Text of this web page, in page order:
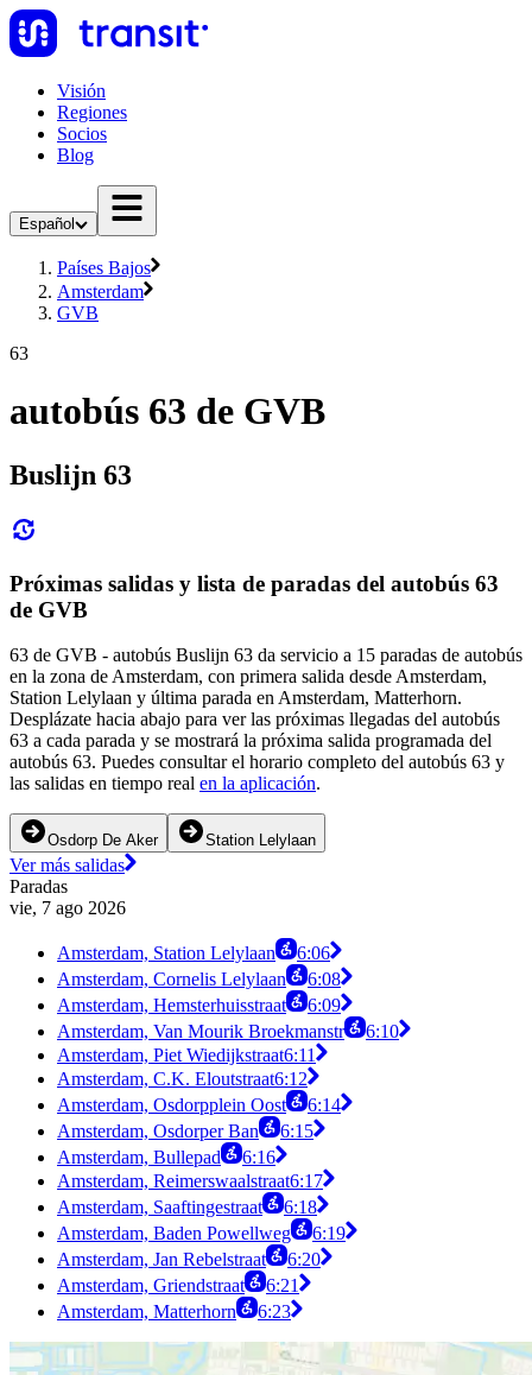
Visión
Regiones
Socios
Blog
Español
Países Bajos
Amsterdam
GVB
63
autobús 63 de GVB
Buslijn 63
Próximas salidas y lista de paradas del autobús 63
de GVB
63 de GVB - autobús Buslijn 63 da servicio a 15 paradas de autobús
en la zona de Amsterdam, con primera salida desde Amsterdam,
Station Lelylaan y última parada en Amsterdam, Matterhorn.
Desplázate hacia abajo para ver las próximas llegadas del autobús
63 a cada parada y se mostrará la próxima salida programada del
autobús 63. Puedes consultar el horario completo del autobús 63 y
las salidas en tiempo real en la aplicación.
Osdorp De Aker Station Lelylaan
Ver más salidas
Paradas
vie, 7 ago 2026
Amsterdam, Station Lelylaan
6:06
Amsterdam, Cornelis Lelylaan
6:08
Amsterdam, Hemsterhuisstraat
6:09
Amsterdam, Van Mourik Broekmanstr
6:10
Amsterdam, Piet Wiedijkstraat6:11
Amsterdam, C.K. Eloutstraat6:12
Amsterdam, Osdorpplein Oost
6:14
Amsterdam, Osdorper Ban
6:15
Amsterdam, Bullepad
6:16
Amsterdam, Reimerswaalstraat6:17
Amsterdam, Saaftingestraat
6:18
Amsterdam, Baden Powellweg
6:19
Amsterdam, Jan Rebelstraat
6:20
Amsterdam, Griendstraat
6:21
Amsterdam, Matterhorn
6:23